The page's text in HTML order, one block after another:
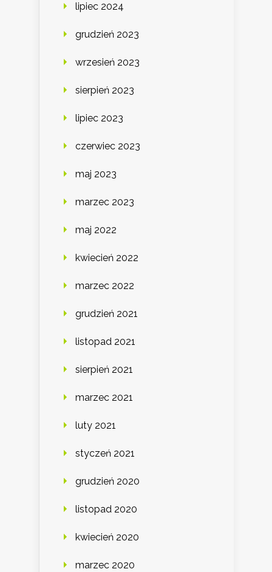
lipiec 2024
grudzień 2023
wrzesień 2023
sierpień 2023
lipiec 2023
czerwiec 2023
maj 2023
marzec 2023
maj 2022
kwiecień 2022
marzec 2022
grudzień 2021
listopad 2021
sierpień 2021
marzec 2021
luty 2021
styczeń 2021
grudzień 2020
listopad 2020
kwiecień 2020
marzec 2020